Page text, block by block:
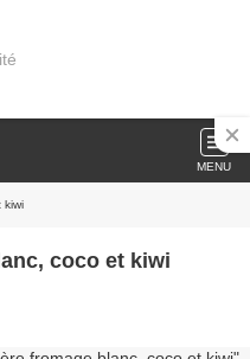
MENU
kiwi
coco et kiwi